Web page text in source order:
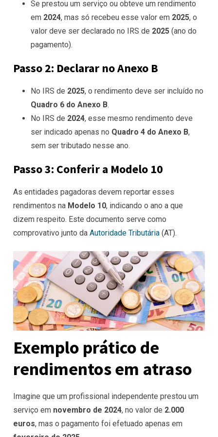
Se prestou um serviço ou obteve um rendimento
em 2024, mas só recebeu esse valor em 2025, o
valor deve ser declarado no IRS de 2025 (ano do
pagamento).
Passo 2: Declarar no Anexo B
No IRS de 2025, o rendimento deve ser incluído no
Quadro 6 do Anexo B.
No IRS de 2024, esse mesmo rendimento deve
ser indicado apenas no Quadro 4 do Anexo B,
sem ser tributado nesse ano.
Passo 3: Conferir a Modelo 10
As entidades pagadoras devem reportar esses
rendimentos na Modelo 10, indicando o ano a que
dizem respeito. Este documento serve como
comprovativo junto da Autoridade Tributária (AT).
Exemplo prático de
rendimentos em atraso
Imagine que um profissional independente prestou um
serviço em novembro de 2024, no valor de 2.000
euros, mas o pagamento foi efetuado apenas em